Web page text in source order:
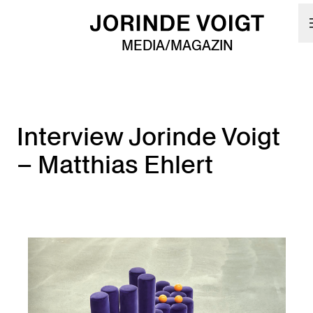
Skip to main content
MEDIA/MAGAZIN
Interview Jorinde Voigt
– Matthias Ehlert